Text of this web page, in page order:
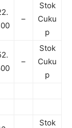
–
Stok
Cuku
p
–
Stok
Cuku
p
Stok